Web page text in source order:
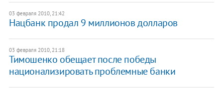
03 февраля 2010, 21:42
Нацбанк продал 9 миллионов долларов
03 февраля 2010, 21:18
Тимошенко обещает после победы
национализировать проблемные банки